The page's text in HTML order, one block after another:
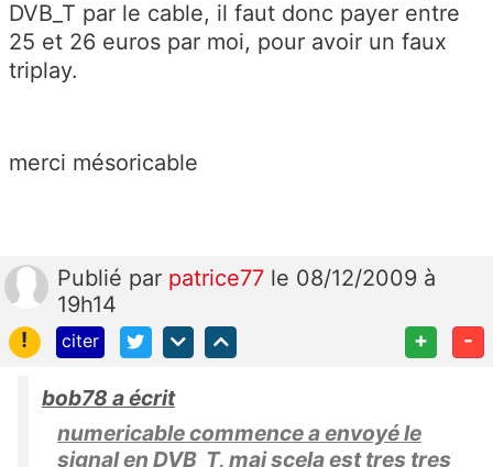
DVB_T par le cable, il faut donc payer entre
25 et 26 euros par moi, pour avoir un faux
triplay.
merci mésoricable
Publié par patrice77 le 08/12/2009 à
19h14
!
citer + -
bob78 a écrit
numericable commence a envoyé le
signal en DVB_T, mai scela est tres tres